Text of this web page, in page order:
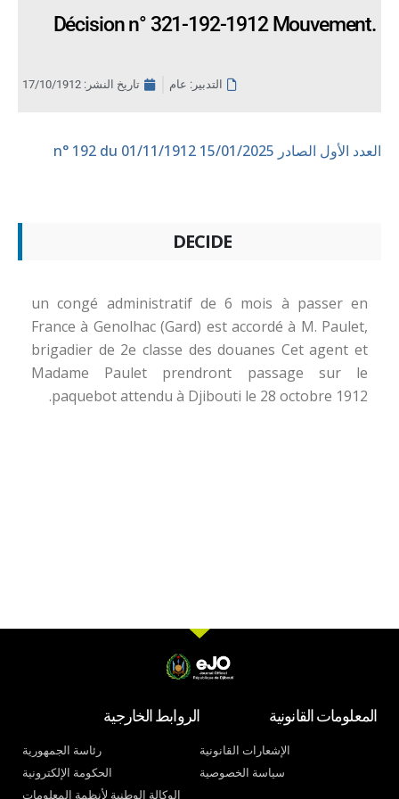
Décision n° 321-192-1912 Mouvement.
التدبير: عام تاريخ النشر: 17/10/1912
العدد الأول الصادر 15/01/2025
DECIDE
un congé administratif de 6 mois à passer en
France à Genolhac (Gard) est accordé à M. Paulet,
brigadier de 2e classe des douanes Cet agent et
Madame Paulet prendront passage sur le
paquebot attendu à Djibouti le 28 octobre 1912.
المعلومات القانونية
الإشعارات القانونية
سياسة الخصوصية
الروابط الخارجية
رئاسة الجمهورية
الحكومة الإلكترونية
الوكالة الوطنية لأنظمة المعلومات